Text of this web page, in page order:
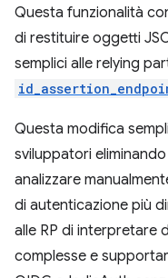
Questa funzionalità
di restituire oggetti
semplici alle relying
Questa modifica
sviluppatori
analizzare
di autenticazione più
alle RP di interpretare
complesse e